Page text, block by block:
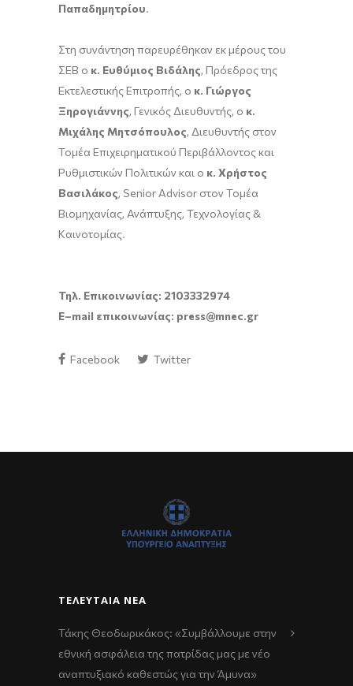
Παπαδημητρίου.
Στη συνάντηση παρευρέθηκαν εκ μέρους του
ΣΕΒ ο κ. Ευθύμιος Βιδάλης, Πρόεδρος της
Εκτελεστικής Επιτροπής, ο κ. Γιώργος
Ξηρογιάννης, Γενικός Διευθυντής, ο κ.
Μιχάλης Μητσόπουλος, Διευθυντής στον
Τομέα Επιχειρηματικού Περιβάλλοντος και
Ρυθμιστικών Πολιτικών και ο κ. Χρήστος
Βασιλάκος, Senior Advisor στον Τομέα
Βιομηχανίας, Ανάπτυξης, Τεχνολογίας &
Καινοτομίας.
Τηλ. Επικοινωνίας: 2103332974
E–mail επικοινωνίας: press@mnec.gr
Facebook Twitter
ΤΕΛΕΥΤΑΊΑ ΝΈΑ
Τάκης Θεοδωρικάκος: «Συμβάλλουμε στην
εθνική ασφάλεια της πατρίδας μας με νέο
αναπτυξιακό καθεστώς για την Άμυνα»